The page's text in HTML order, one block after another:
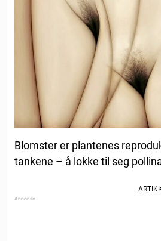
Blomster er plantenes
tankene – å lokke til seg